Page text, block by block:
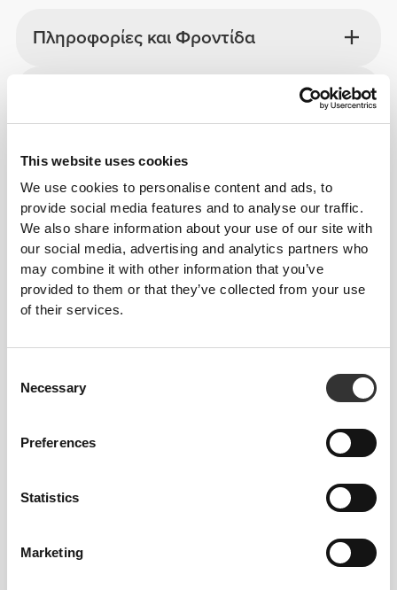
This website uses cookies
We use cookies to personalise content and ads, to
provide social media features and to analyse our traffic.
We also share information about your use of our site with
our social media, advertising and analytics partners who
may combine it with other information that you’ve
provided to them or that they’ve collected from your use
of their services.
Selection
Necessary
Preferences
Statistics
Marketing
Πληροφορίες και Φροντίδα
4.9(226 κριτικές)
Συχνά αγοράζεται με Δείτε όλα
€49.99
Zero Diet Whey 750 g
€14.99
Omega 3 1000 120
softgels
Σπόροι Chia 200 γρ Stratos Σέικερ
Product Details